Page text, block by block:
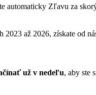
automaticky Zľavu za
až 2026, získate od
už v nedeľu, aby ste